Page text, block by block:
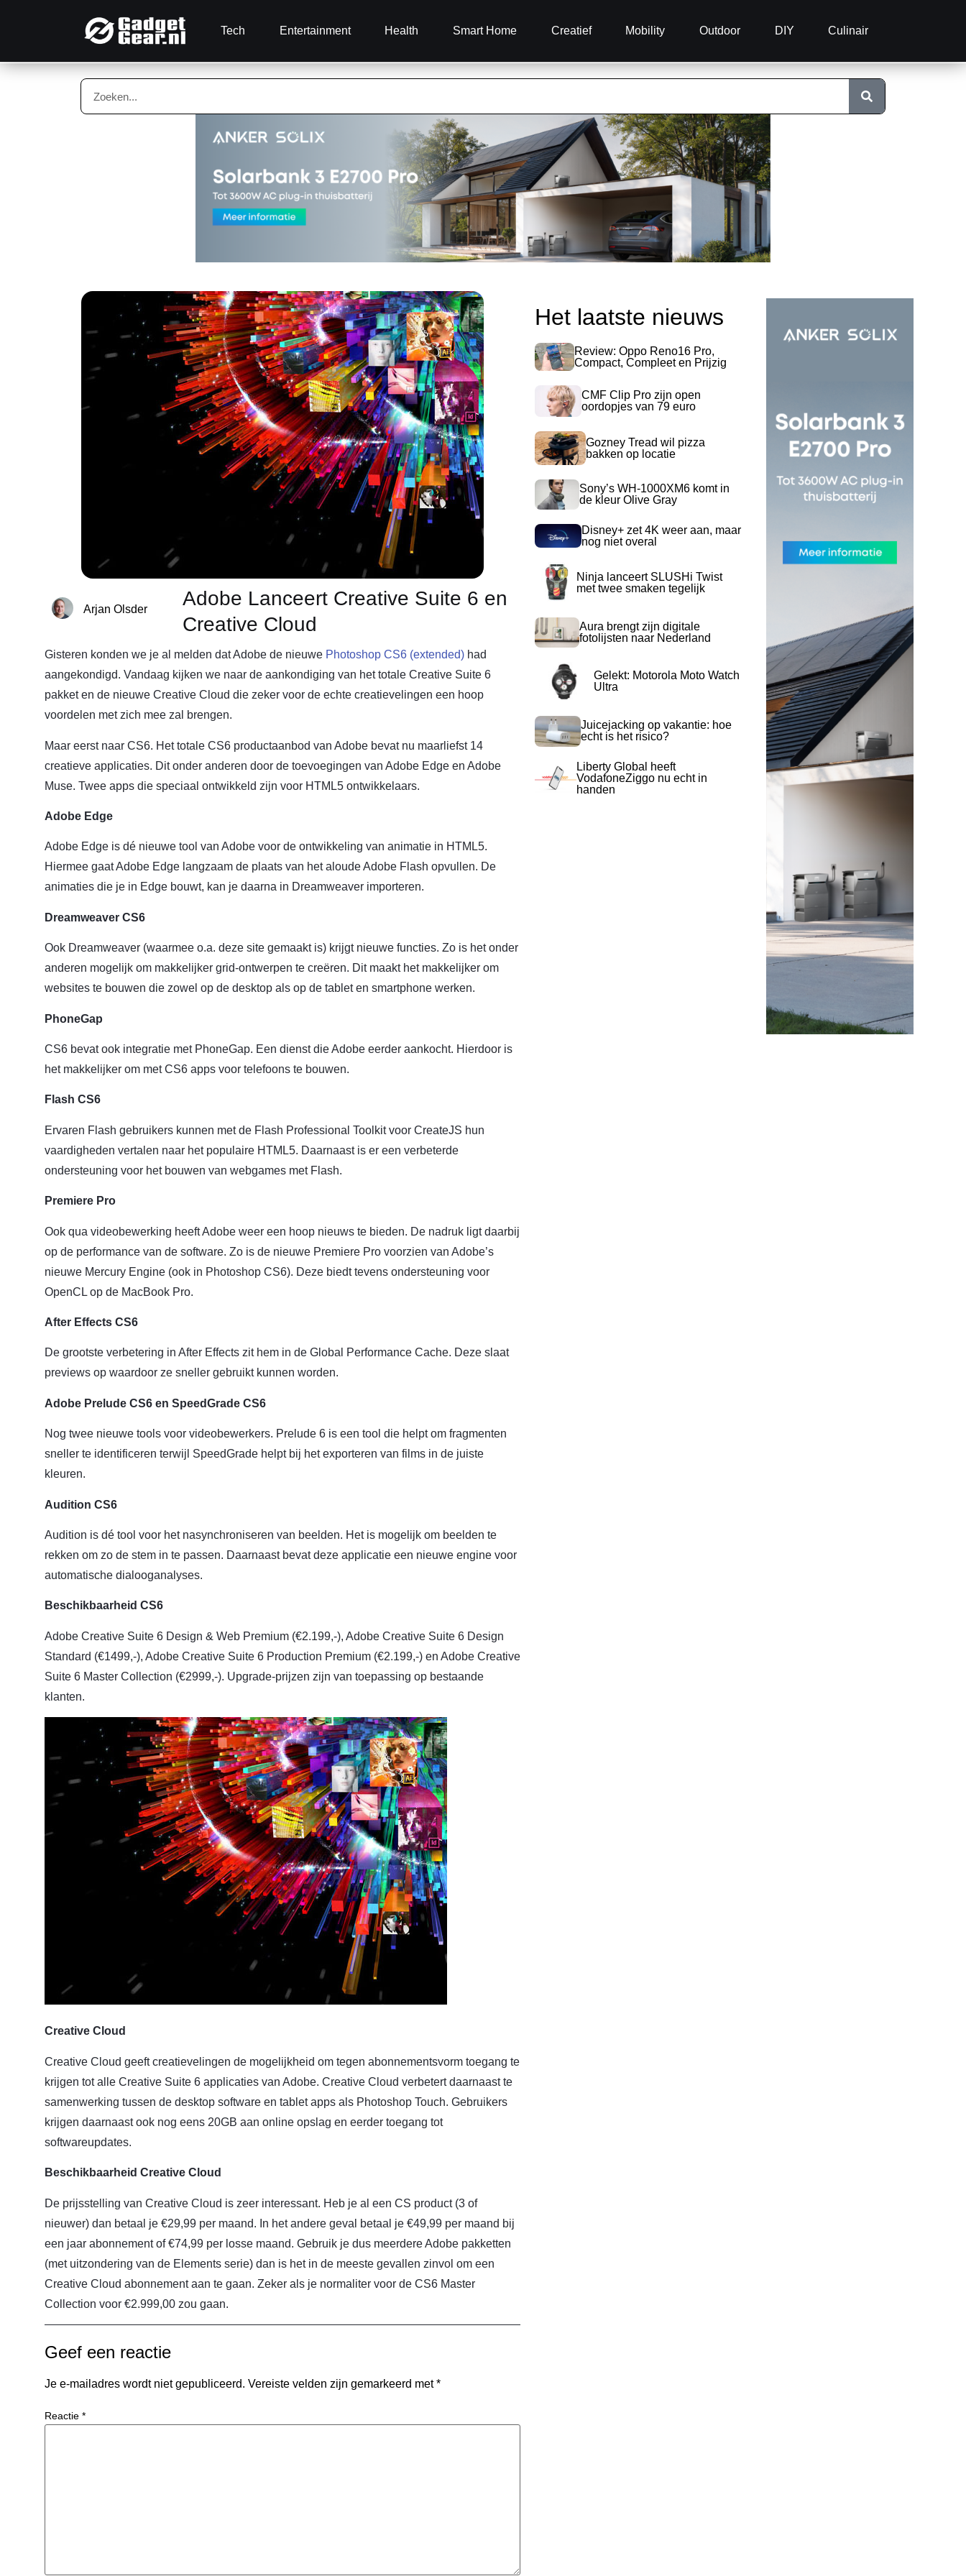
Tech Entertainment Health Smart Home Creatief Mobility Outdoor DIY Culinair
Arjan Olsder
Adobe Lanceert Creative Suite 6 en
Creative Cloud
Gisteren konden we je al melden dat Adobe de nieuwe Photoshop CS6 (extended) had
aangekondigd. Vandaag kijken we naar de aankondiging van het totale Creative Suite 6
pakket en de nieuwe Creative Cloud die zeker voor de echte creatievelingen een hoop
voordelen met zich mee zal brengen.
Maar eerst naar CS6. Het totale CS6 productaanbod van Adobe bevat nu maarliefst 14
creatieve applicaties. Dit onder anderen door de toevoegingen van Adobe Edge en Adobe
Muse. Twee apps die speciaal ontwikkeld zijn voor HTML5 ontwikkelaars.
Adobe Edge
Adobe Edge is dé nieuwe tool van Adobe voor de ontwikkeling van animatie in HTML5.
Hiermee gaat Adobe Edge langzaam de plaats van het aloude Adobe Flash opvullen. De
animaties die je in Edge bouwt, kan je daarna in Dreamweaver importeren.
Dreamweaver CS6
Ook Dreamweaver (waarmee o.a. deze site gemaakt is) krijgt nieuwe functies. Zo is het onder
anderen mogelijk om makkelijker grid-ontwerpen te creëren. Dit maakt het makkelijker om
websites te bouwen die zowel op de desktop als op de tablet en smartphone werken.
PhoneGap
CS6 bevat ook integratie met PhoneGap. Een dienst die Adobe eerder aankocht. Hierdoor is
het makkelijker om met CS6 apps voor telefoons te bouwen.
Flash CS6
Ervaren Flash gebruikers kunnen met de Flash Professional Toolkit voor CreateJS hun
vaardigheden vertalen naar het populaire HTML5. Daarnaast is er een verbeterde
ondersteuning voor het bouwen van webgames met Flash.
Premiere Pro
Ook qua videobewerking heeft Adobe weer een hoop nieuws te bieden. De nadruk ligt daarbij
op de performance van de software. Zo is de nieuwe Premiere Pro voorzien van Adobe’s
nieuwe Mercury Engine (ook in Photoshop CS6). Deze biedt tevens ondersteuning voor
OpenCL op de MacBook Pro.
After Effects CS6
De grootste verbetering in After Effects zit hem in de Global Performance Cache. Deze slaat
previews op waardoor ze sneller gebruikt kunnen worden.
Adobe Prelude CS6 en SpeedGrade CS6
Nog twee nieuwe tools voor videobewerkers. Prelude 6 is een tool die helpt om fragmenten
sneller te identificeren terwijl SpeedGrade helpt bij het exporteren van films in de juiste
kleuren.
Audition CS6
Audition is dé tool voor het nasynchroniseren van beelden. Het is mogelijk om beelden te
rekken om zo de stem in te passen. Daarnaast bevat deze applicatie een nieuwe engine voor
automatische dialooganalyses.
Beschikbaarheid CS6
Adobe Creative Suite 6 Design & Web Premium (€2.199,-), Adobe Creative Suite 6 Design
Standard (€1499,-), Adobe Creative Suite 6 Production Premium (€2.199,-) en Adobe Creative
Suite 6 Master Collection (€2999,-). Upgrade-prijzen zijn van toepassing op bestaande
klanten.
Creative Cloud
Creative Cloud geeft creatievelingen de mogelijkheid om tegen abonnementsvorm toegang te
krijgen tot alle Creative Suite 6 applicaties van Adobe. Creative Cloud verbetert daarnaast te
samenwerking tussen de desktop software en tablet apps als Photoshop Touch. Gebruikers
krijgen daarnaast ook nog eens 20GB aan online opslag en eerder toegang tot
softwareupdates.
Beschikbaarheid Creative Cloud
De prijsstelling van Creative Cloud is zeer interessant. Heb je al een CS product (3 of
nieuwer) dan betaal je €29,99 per maand. In het andere geval betaal je €49,99 per maand bij
een jaar abonnement of €74,99 per losse maand. Gebruik je dus meerdere Adobe pakketten
(met uitzondering van de Elements serie) dan is het in de meeste gevallen zinvol om een
Creative Cloud abonnement aan te gaan. Zeker als je normaliter voor de CS6 Master
Collection voor €2.999,00 zou gaan.
Geef een reactie
Je e-mailadres wordt niet gepubliceerd. Vereiste velden zijn gemarkeerd met*
Reactie *
Het laatste nieuws
Review: Oppo Reno16 Pro,
Compact, Compleet en Prijzig
CMF Clip Pro zijn open
oordopjes van 79 euro
Gozney Tread wil pizza
bakken op locatie
Sony’s WH-1000XM6 komt in
de kleur Olive Gray
Disney+ zet 4K weer aan, maar
nog niet overal
Ninja lanceert SLUSHi Twist
met twee smaken tegelijk
Aura brengt zijn digitale
fotolijsten naar Nederland
Gelekt: Motorola Moto Watch
Ultra
Juicejacking op vakantie: hoe
echt is het risico?
Liberty Global heeft
VodafoneZiggo nu echt in
handen